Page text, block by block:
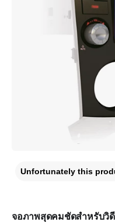
จอภาพสุดคมชัดสำหรับวิ
Unfortunately this